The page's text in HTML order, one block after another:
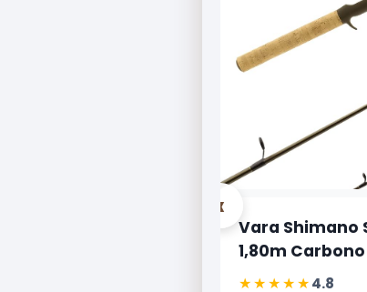
‹
Vara Shimano
1,80m Carbono
★★★★★4.8